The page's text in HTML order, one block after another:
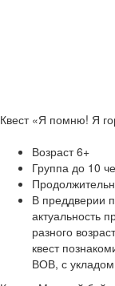
Квест «Я помню! Я
Возраст 6+
Группа до 10
В преддверии
актуальность
разного
квест
ВОВ, с